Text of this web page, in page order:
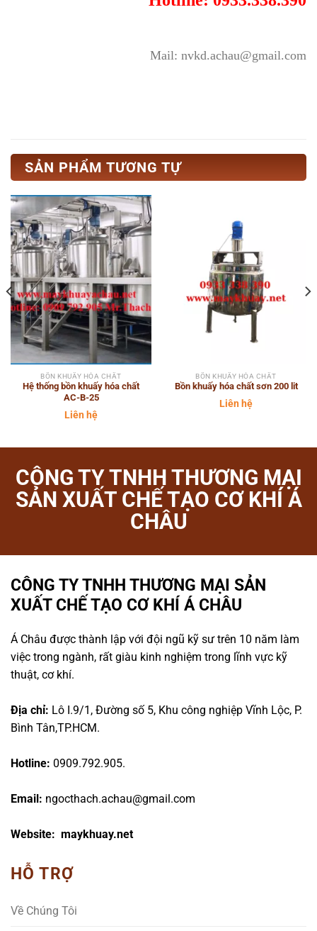
Mail: nvkd.achau@gmail.com
SẢN PHẨM TƯƠNG TỰ
BỒN KHUẤY HÓA CHẤT
Hệ thống bồn khuấy hóa chất
AC-B-25
Liên hệ
BỒN KHUẤY HÓA CHẤT
Bồn khuấy hóa chất sơn 200 lit
Liên hệ
CÔNG TY TNHH THƯƠNG MẠI
SẢN XUẤT CHẾ TẠO CƠ KHÍ Á
CHÂU
CÔNG TY TNHH THƯƠNG MẠI SẢN
XUẤT CHẾ TẠO CƠ KHÍ Á CHÂU
Á Châu được thành lập với đội ngũ kỹ sư trên 10 năm làm
việc trong ngành, rất giàu kinh nghiệm trong lĩnh vực kỹ
thuật, cơ khí.
Địa chỉ: Lô I.9/1, Đường số 5, Khu công nghiệp Vĩnh Lộc, P.
Bình Tân,TP.HCM.
Hotline: 0909.792.905.
Email: ngocthach.achau@gmail.com
Website: maykhuay.net
HỖ TRỢ
Về Chúng Tôi